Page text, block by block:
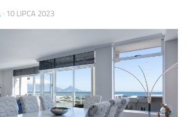
· 10 LIPCA 2023